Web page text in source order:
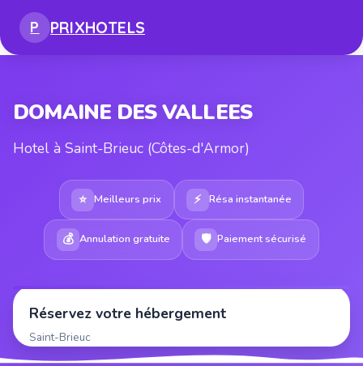
P PRIXHOTELS
DOMAINE DES VALLEES
Hotel à Saint-Brieuc (Côtes-d'Armor)
⭐ Meilleurs prix ⚡ Résa instantanée
💰 Annulation gratuite 🛡 Paiement sécurisé
Réservez votre hébergement
Saint-Brieuc